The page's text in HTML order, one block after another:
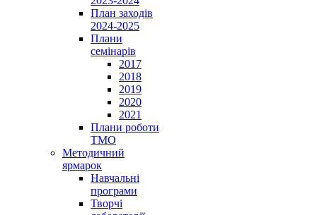
План заходів
2024-2025
Плани
семінарів
2017
2018
2019
2020
2021
Плани роботи
ТМО
Методичний
ярмарок
Навчальні
програми
Творчі